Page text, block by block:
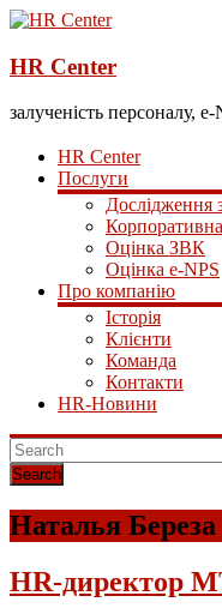
HR Center
залученість персоналу,
HR Center
Послуги
Дослідження
Оцінка ЗВК
Оцінка e-NPS
Про компанію
Історія
Клієнти
Команда
Контакти
HR-Новини
Наталья Береза
HR-директор